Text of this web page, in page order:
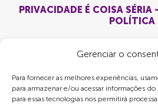
Gerenciar o
Para fornecer as melhores experiências,
para armazenar e/ou acessar informações
para essas tecnologias nos permitirá
PRIVACIDADE É COISA
POLÍTICA